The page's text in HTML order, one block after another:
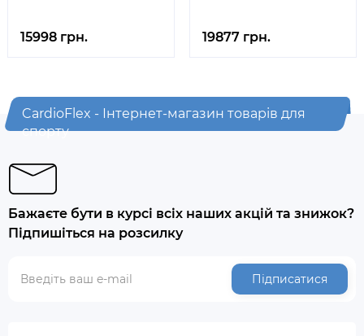
15998 грн. 19877 грн.
CardioFlex - Інтернет-магазин товарів для
спорту
Бажаєте бути в курсі всіх наших акцій та знижок?
Підпишіться на розсилку
Підписатися